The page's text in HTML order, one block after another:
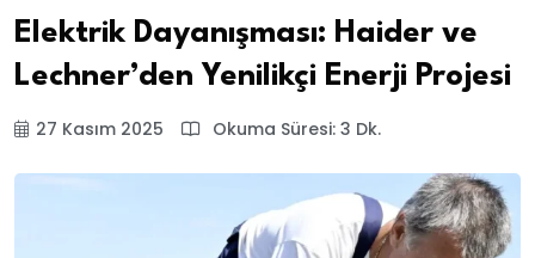
Elektrik Dayanışması: Haider ve
Lechner’den Yenilikçi Enerji Projesi
27 Kasım 2025 Okuma Süresi: 3 Dk.